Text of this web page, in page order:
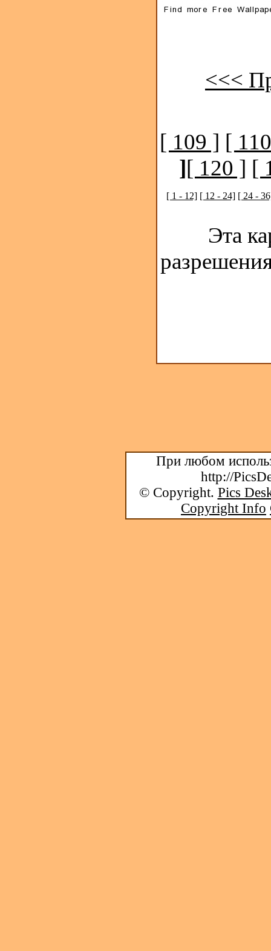
<<<
[ 109 ] [
][ 120 ] [
[ 1 - 12] [ 12 - 24] [ 24 -
Эта
При любом
http://
© Copyright. Pics
Copyright Info